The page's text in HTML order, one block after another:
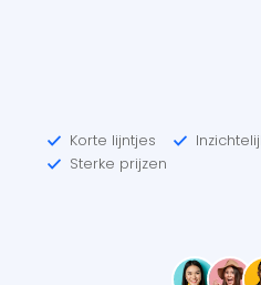
Korte lijntjes
Sterke prijzen